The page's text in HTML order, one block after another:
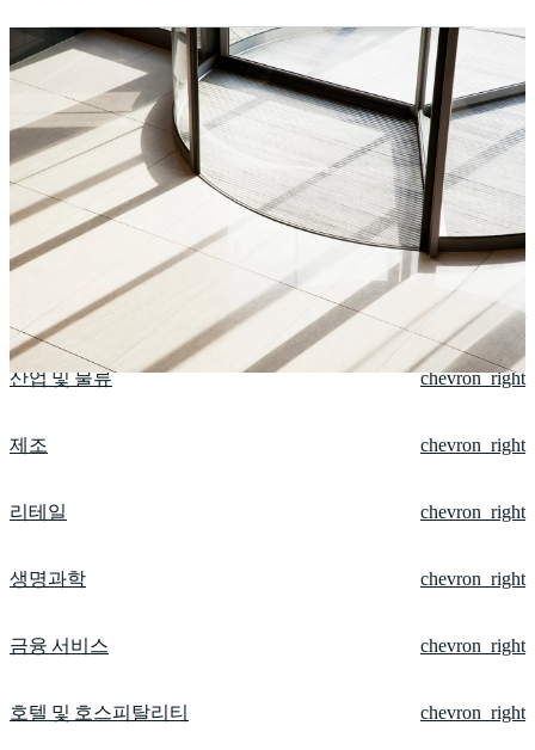
우리의 전문 분야
오피스 chevron_right
데이터센터 chevron_right
산업 및 물류 chevron_right
제조 chevron_right
리테일 chevron_right
생명과학 chevron_right
금융 서비스 chevron_right
호텔 및 호스피탈리티 chevron_right